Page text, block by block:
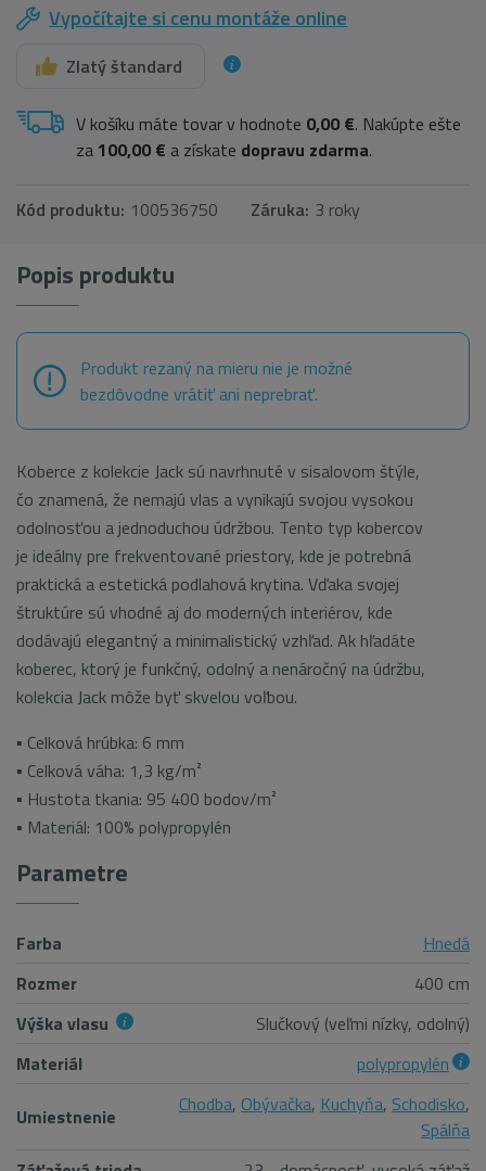
Vypočítajte si cenu montáže online
Zlatý štandard
V košíku máte tovar v hodnote 0,00 €. Nakúpte ešte
za 100,00 € a získate dopravu zdarma.
Kód produktu: 100536750 Záruka: 3 roky
Popis produktu
Produkt rezaný na mieru nie je možné
bezdôvodne vrátiť ani neprebrať.
Koberce z kolekcie Jack sú navrhnuté v sisalovom štýle,
čo znamená, že nemajú vlas a vynikajú svojou vysokou
odolnosťou a jednoduchou údržbou. Tento typ kobercov
je ideálny pre frekventované priestory, kde je potrebná
praktická a estetická podlahová krytina. Vďaka svojej
štruktúre sú vhodné aj do moderných interiérov, kde
dodávajú elegantný a minimalistický vzhľad. Ak hľadáte
koberec, ktorý je funkčný, odolný a nenáročný na údržbu,
kolekcia Jack môže byť skvelou voľbou.
▪ Celková hrúbka: 6 mm
▪ Celková váha: 1,3 kg/m²
▪ Hustota tkania: 95 400 bodov/m²
▪ Materiál: 100% polypropylén
Parametre
Farba
Hnedá
Rozmer
400 cm
Výška vlasu
Slučkový (veľmi nízky, odolný)
Materiál
polypropylén
Umiestnenie Chodba, Obývačka, Kuchyňa, Schodisko,
Spálňa